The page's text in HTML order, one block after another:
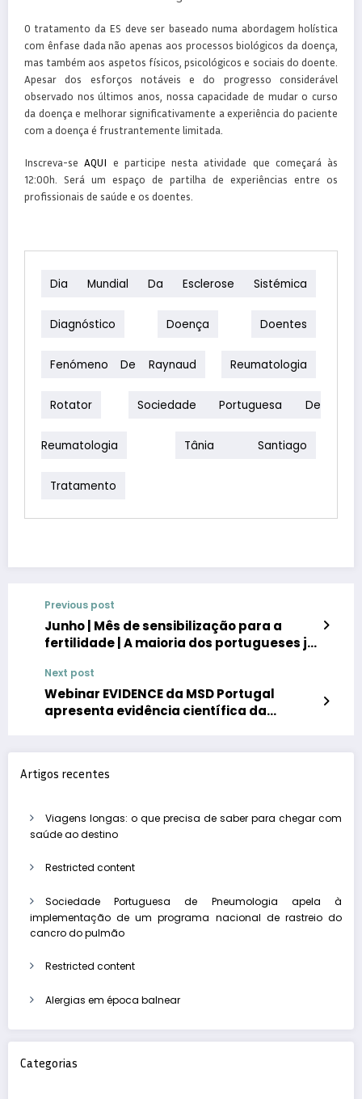
O tratamento da ES deve ser baseado numa abordagem holística
com ênfase dada não apenas aos processos biológicos da doença,
mas também aos aspetos físicos, psicológicos e sociais do doente.
Apesar dos esforços notáveis e do progresso considerável
observado nos últimos anos, nossa capacidade de mudar o curso
da doença e melhorar significativamente a experiência do paciente
com a doença é frustrantemente limitada.
Inscreva-seAQUI e participe nesta atividade que começará às
12:00h. Será um espaço de partilha de experiências entre os
profissionais de saúde e os doentes.
Dia Mundial Da Esclerose Sistémica
Diagnóstico Doença Doentes
Fenómeno De Raynaud Reumatologia
Rotator Sociedade Portuguesa De
Reumatologia Tânia Santiago
Tratamento
Previous post
Junho | Mês de sensibilização para a
fertilidade | A maioria dos portugueses já
desconhece causas e formas de
prevenção e preservação
Next post
Webinar EVIDENCE da MSD Portugal
apresenta evidência científica da
Artigos recentes
Viagens longas: o que precisa de saber para chegar com
saúde ao destino
Restricted content
Sociedade Portuguesa de Pneumologia apela à
implementação de um programa nacional de rastreio do
cancro do pulmão
Restricted content
Alergias em época balnear
Categorias